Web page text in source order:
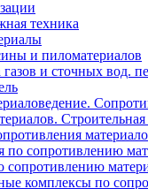
техника
и пиломатериалов
и сточных вод.
по сопротивлению
сопротивлению
комплексы по